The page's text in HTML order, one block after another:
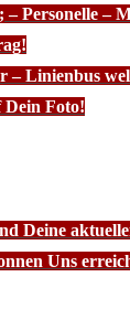
– Personelle –
Linienbus
Foto!
Deine
Uns